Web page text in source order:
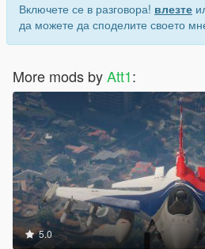
Включете се в разговора! влезте
да можете да споделите своето
More mods byAtt1:
5.0